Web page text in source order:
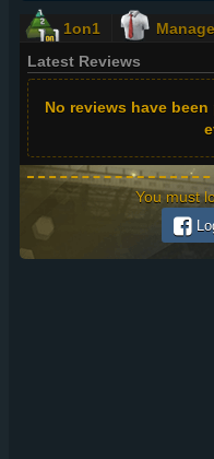
1on1
Latest Reviews
No reviews have
You must